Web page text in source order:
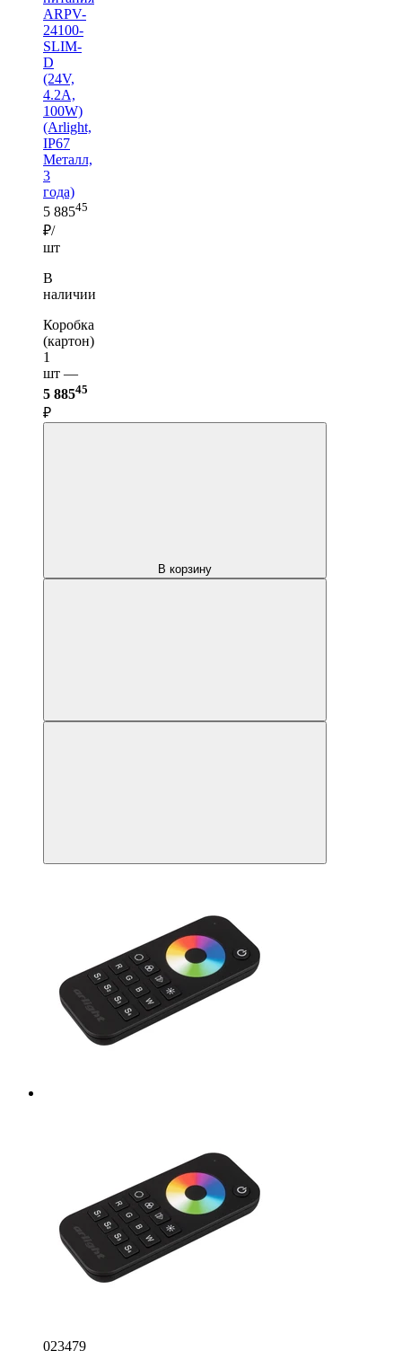
ARPV-
24100-
SLIM-
D
(24V,
4.2A,
100W)
(Arlight,
IP67
Металл,
3
года)
5 88545
₽/
шт
В
наличии
Коробка
(картон)
1
шт —
5 88545
₽
В корзину
023479